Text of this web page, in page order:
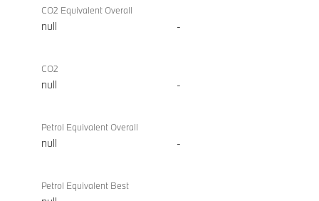
CO2 Equivalent Overall
null -
CO2
null -
Petrol Equivalent Overall
null -
Petrol Equivalent Best